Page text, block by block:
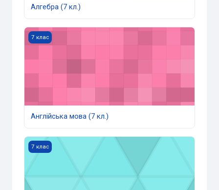
Алгебра (7 кл.)
Англійська мова (7 кл.)
7 клас
Англійська мова (7 кл.)
Біологія (7 кл.)
7 клас